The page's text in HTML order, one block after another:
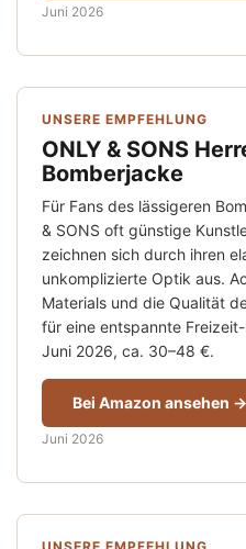
Juni 2026
UNSERE EMPFEHLUNG
ONLY & SONS
Bomberjacke
Für Fans des lässigeren
& SONS oft günstige
zeichnen sich durch ihren
unkomplizierte Optik aus.
Materials und die Qualität
für eine entspannte
Juni 2026, ca. 30–48 €.
Bei Amazon ansehen →
Juni 2026